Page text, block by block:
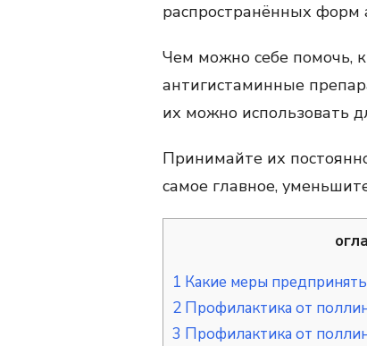
распространённых форм
Чем можно себе помочь,
антигистаминные
их можно использовать
Принимайте их
самое главное,
1 Какие меры
2 Профилактика от
3 Профилактика от